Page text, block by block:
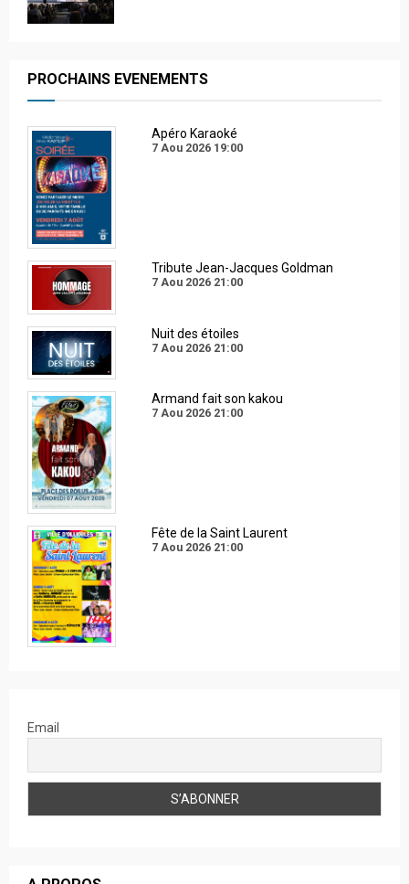
PROCHAINS EVENEMENTS
Apéro Karaoké
7 Aou 2026 19:00
Tribute Jean-Jacques Goldman
7 Aou 2026 21:00
Nuit des étoiles
7 Aou 2026 21:00
Armand fait son kakou
7 Aou 2026 21:00
Fête de la Saint Laurent
7 Aou 2026 21:00
Email